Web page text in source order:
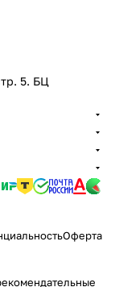
5. БЦ
Оферта